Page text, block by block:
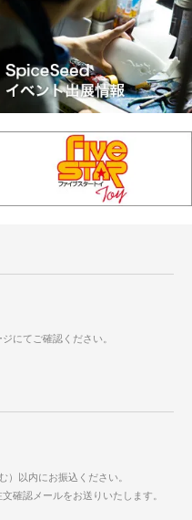
にてご確認ください。
以内にお振込ください。
確認メールをお送りいたします。